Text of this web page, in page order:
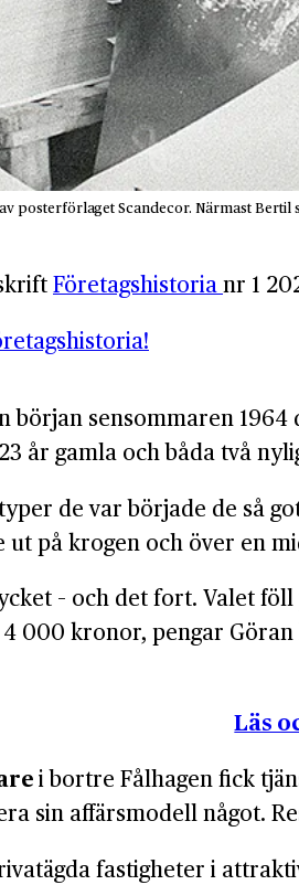
posterförlaget Scandecor. Närmast Bertil
Företagshistorianr 1
början sen­sommaren
år gamla och båda två
de var började de så
ut på krogen och över en
– och det fort. Valet
000 kronor, pengar
Läs
i bortre Fålhagen fick
sin affärs­modell något.
fastigheter i